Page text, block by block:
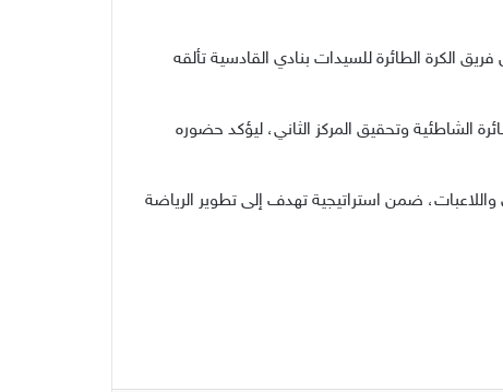
الكرة الطائرة للسيدات بنادي القادسية تألقه
الشاطئية وتحقيق المركز الثاني، ليؤكد حضوره
واللاعبات، ضمن استراتيجية تهدف إلى تطوير الرياضة